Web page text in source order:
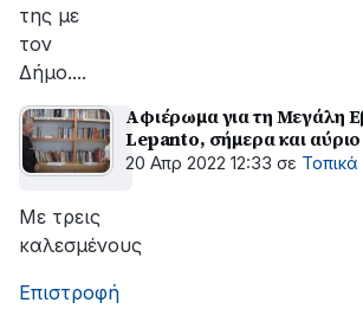
της με
τον
Δήμο....
Αφιέρωμα για τη Μεγάλη
Lepanto, σήμερα και αύριο
20 Απρ 2022 12:33 σε Τοπικά
Με τρεις
καλεσμένους
Επιστροφή